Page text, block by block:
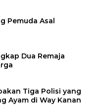
Pemuda Asal
Dua Remaja
Tiga Polisi yang
Ayam di Way Kanan